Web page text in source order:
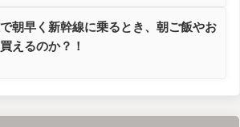
朝早く新幹線に乗るとき、朝ご飯やお
えるのか？！